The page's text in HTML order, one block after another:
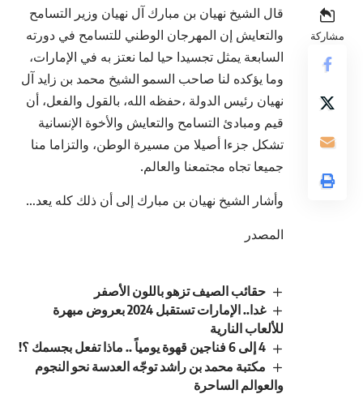
مشاركة
قال الشيخ نهيان بن مبارك آل نهيان وزير التسامح
والتعايش إن المهرجان الوطني للتسامح في دورته
السابعة يمثل تجسيدا حيا لما نعتز به في الإمارات،
وما يؤكده لنا صاحب السمو الشيخ محمد بن زايد آل
نهيان رئيس الدولة ،حفظه الله، بالقول والفعل، أن
قيم ومبادئ التسامح والتعايش والأخوة الإنسانية
تشكل جزءا أصيلا من مسيرة الوطن، والتزاما منا
جميعا تجاه مجتمعنا والعالم.
وأشار الشيخ نهيان بن مبارك إلى أن ذلك كله يعد…
المصدر
حقائب الصيف تزهو باللون الأصفر
غدا.. الإمارات تستقبل 2024 بعروض مبهرة
للألعاب النارية
4 إلى 6 فناجين قهوة يومياً .. ماذا تفعل بجسمك ؟!
مكتبة محمد بن راشد توجّه العدسة نحو النجوم
والعوالم الساحرة